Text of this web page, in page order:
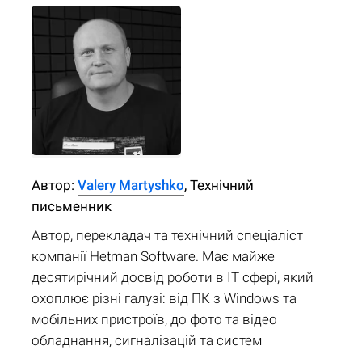
Автор: Valery Martyshko, Технічний
письменник
Автор, перекладач та технічний спеціаліст
компанії Hetman Software. Має майже
десятирічний досвід роботи в IT сфері, який
охоплює різні галузі: від ПК з Windows та
мобільних пристроїв, до фото та відео
обладнання, сигналізацій та систем